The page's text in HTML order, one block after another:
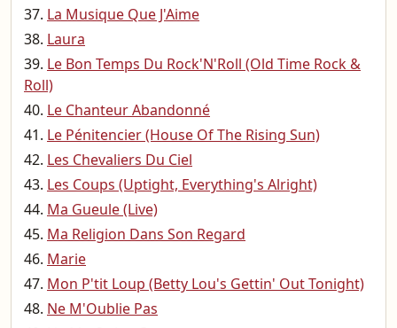
La Musique Que J'Aime
Laura
Le Bon Temps Du Rock'N'Roll (Old Time Rock &
Roll)
Le Chanteur Abandonné
Le Pénitencier (House Of The Rising Sun)
Les Chevaliers Du Ciel
Les Coups (Uptight, Everything's Alright)
Ma Gueule (Live)
Ma Religion Dans Son Regard
Marie
Mon P'tit Loup (Betty Lou's Gettin' Out Tonight)
Ne M'Oublie Pas